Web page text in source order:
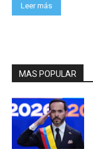
Leer más
MAS POPULAR